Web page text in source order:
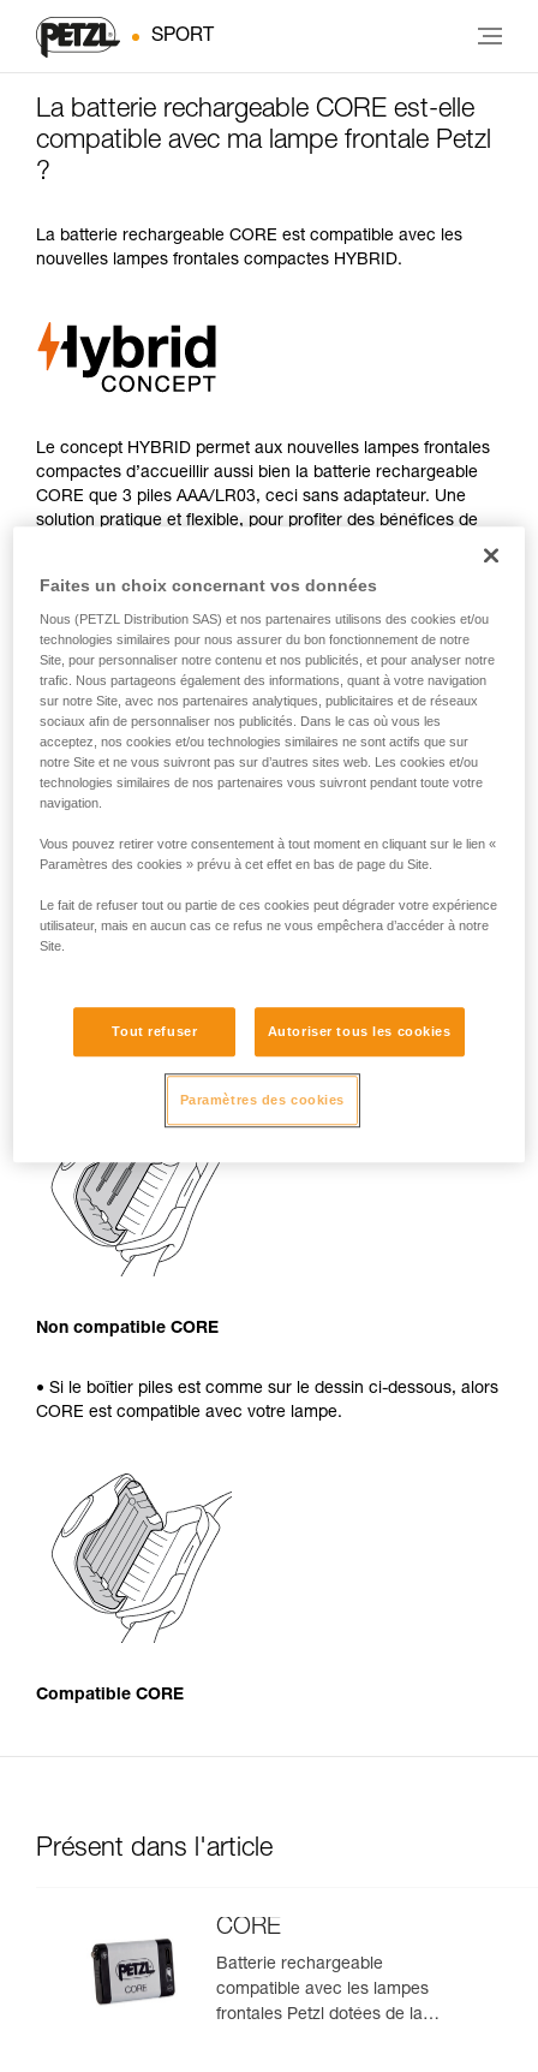
SPORT
La batterie rechargeable CORE est-elle
compatible avec ma lampe frontale Petzl
?
La batterie rechargeable CORE est compatible avec les
nouvelles lampes frontales compactes HYBRID.
Le concept HYBRID permet aux nouvelles lampes frontales
compactes d’accueillir aussi bien la batterie rechargeable
CORE que 3 piles AAA/LR03, ceci sans adaptateur. Une
solution pratique et flexible, pour profiter des bénéfices de
Pour savoir si votre lampe frontale est compatible avec la
1. Ouvrez votre lampe.
2. Retirez les piles.
• Si le boîtier piles est comme sur le dessin ci-dessous, alors
Non compatible CORE
• Si le boîtier piles est comme sur le dessin ci-dessous, alors
CORE est compatible avec votre lampe.
Compatible CORE
Présent dans l'article
CORE
Batterie rechargeable
compatible avec les lampes
frontales Petzl dotées de la
Faites un choix concernant vos données
Nous (PETZL Distribution SAS) et nos partenaires utilisons des cookies et/ou
technologies similaires pour nous assurer du bon fonctionnement de notre
Site, pour personnaliser notre contenu et nos publicités, et pour analyser notre
trafic. Nous partageons également des informations, quant à votre navigation
sur notre Site, avec nos partenaires analytiques, publicitaires et de réseaux
sociaux afin de personnaliser nos publicités. Dans le cas où vous les
acceptez, nos cookies et/ou technologies similaires ne sont actifs que sur
notre Site et ne vous suivront pas sur d’autres sites web. Les cookies et/ou
technologies similaires de nos partenaires vous suivront pendant toute votre
navigation.
Vous pouvez retirer votre consentement à tout moment en cliquant sur le lien «
Paramètres des cookies » prévu à cet effet en bas de page du Site.
Le fait de refuser tout ou partie de ces cookies peut dégrader votre expérience
utilisateur, mais en aucun cas ce refus ne vous empêchera d’accéder à notre
Site.
Tout refuser Autoriser tous les cookies
Paramètres des cookies